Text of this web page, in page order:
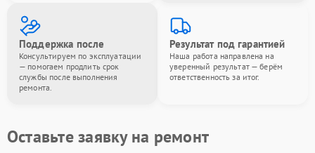
Поддержка после
Консультируем по эксплуатации
— помогаем продлить срок
службы после выполнения
ремонта.
Результат под гарантией
Наша работа направлена на
уверенный результат — берём
ответственность за итог.
Оставьте заявку на ремонт